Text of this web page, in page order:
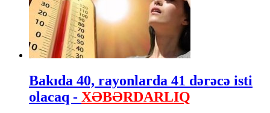
Bakıda 40, rayonlarda 41 dərəcə isti
olacaq - XƏBƏRDARLIQ